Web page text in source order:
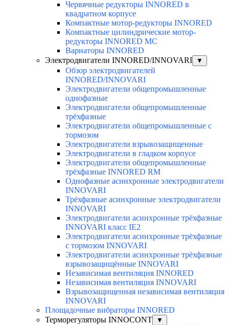
Червячные редукторы INNORED в
квадратном корпусе
Компактные мотор-редукторы INNORED
Компактные цилиндрические мотор-
редукторы INNORED MC
Вариаторы INNORED
Электродвигатели INNORED/INNOVARI
▼
Обзор электродвигателей
INNORED/INNOVARI
Электродвигатели общепромышленные
однофазные
Электродвигатели общепромышленные
трёхфазные
Электродвигатели общепромышленные с
тормозом
Электродвигатели взрывозащищенные
Электродвигатели в гладком корпусе
Электродвигатели общепромышленные
трёхфазные INNORED RM
Однофазные асинхронные электродвигатели
INNOVARI
Трёхфазные асинхронные электродвигатели
INNOVARI
Электродвигатели асинхронные трёхфазные
INNOVARI класс IE2
Электродвигатели асинхронные трёхфазные
с тормозом INNOVARI
Электродвигатели асинхронные трёхфазные
взрывозащищённые INNOVARI
Независимая вентиляция INNORED
Независимая вентиляция INNOVARI
Взрывозащищенная независимая вентиляция
INNOVARI
Площадочные вибраторы INNORED
Терморегуляторы INNOCONT
▼